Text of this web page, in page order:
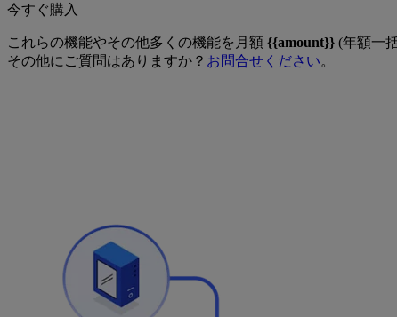
今すぐ購入
これらの機能やその他多くの機能を月額 {{amount}} (年額一
その他にご質問はありますか？ お問合せください。